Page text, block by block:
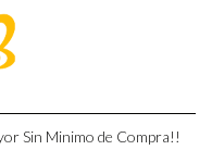
Sin Minimo de Compra!!